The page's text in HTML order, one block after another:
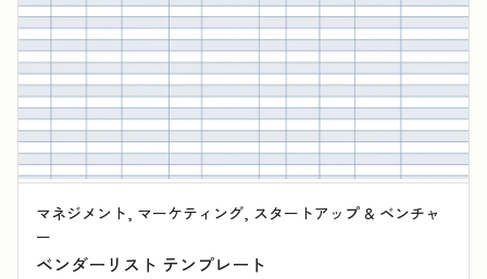
マネジメント, マーケティング, スタートアップ & ベンチャ
ー
ベンダーリスト テンプレート